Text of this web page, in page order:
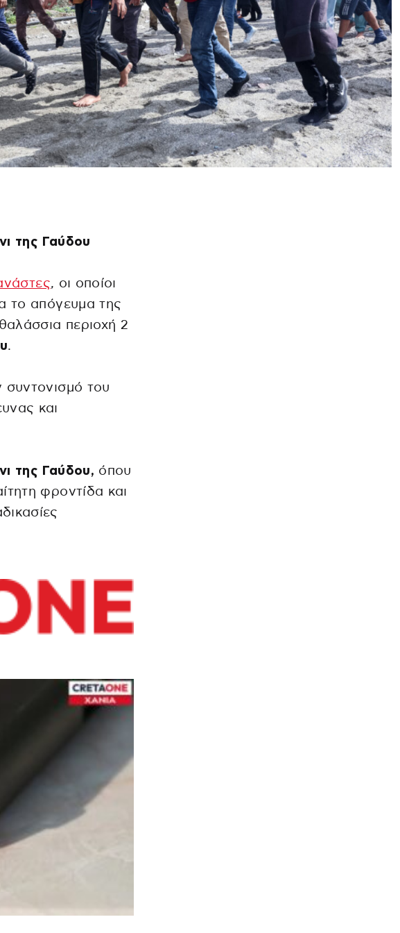
της Γαύδου
, οι οποίοι
το απόγευμα της
περιοχή 2
.
συντονισμό του
και
της Γαύδου, όπου
φροντίδα και